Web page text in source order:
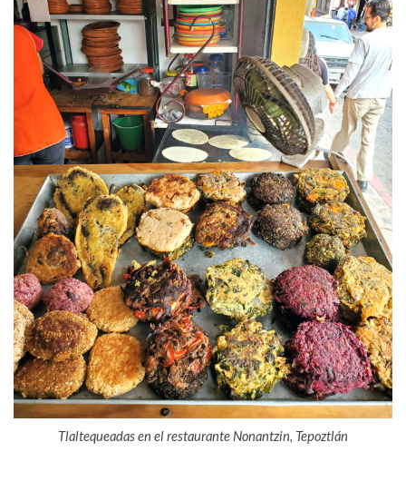
Tlaltequeadas en el restaurante Nonantzin, Tepoztlán